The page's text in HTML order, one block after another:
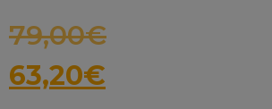
79,00€
63,20€